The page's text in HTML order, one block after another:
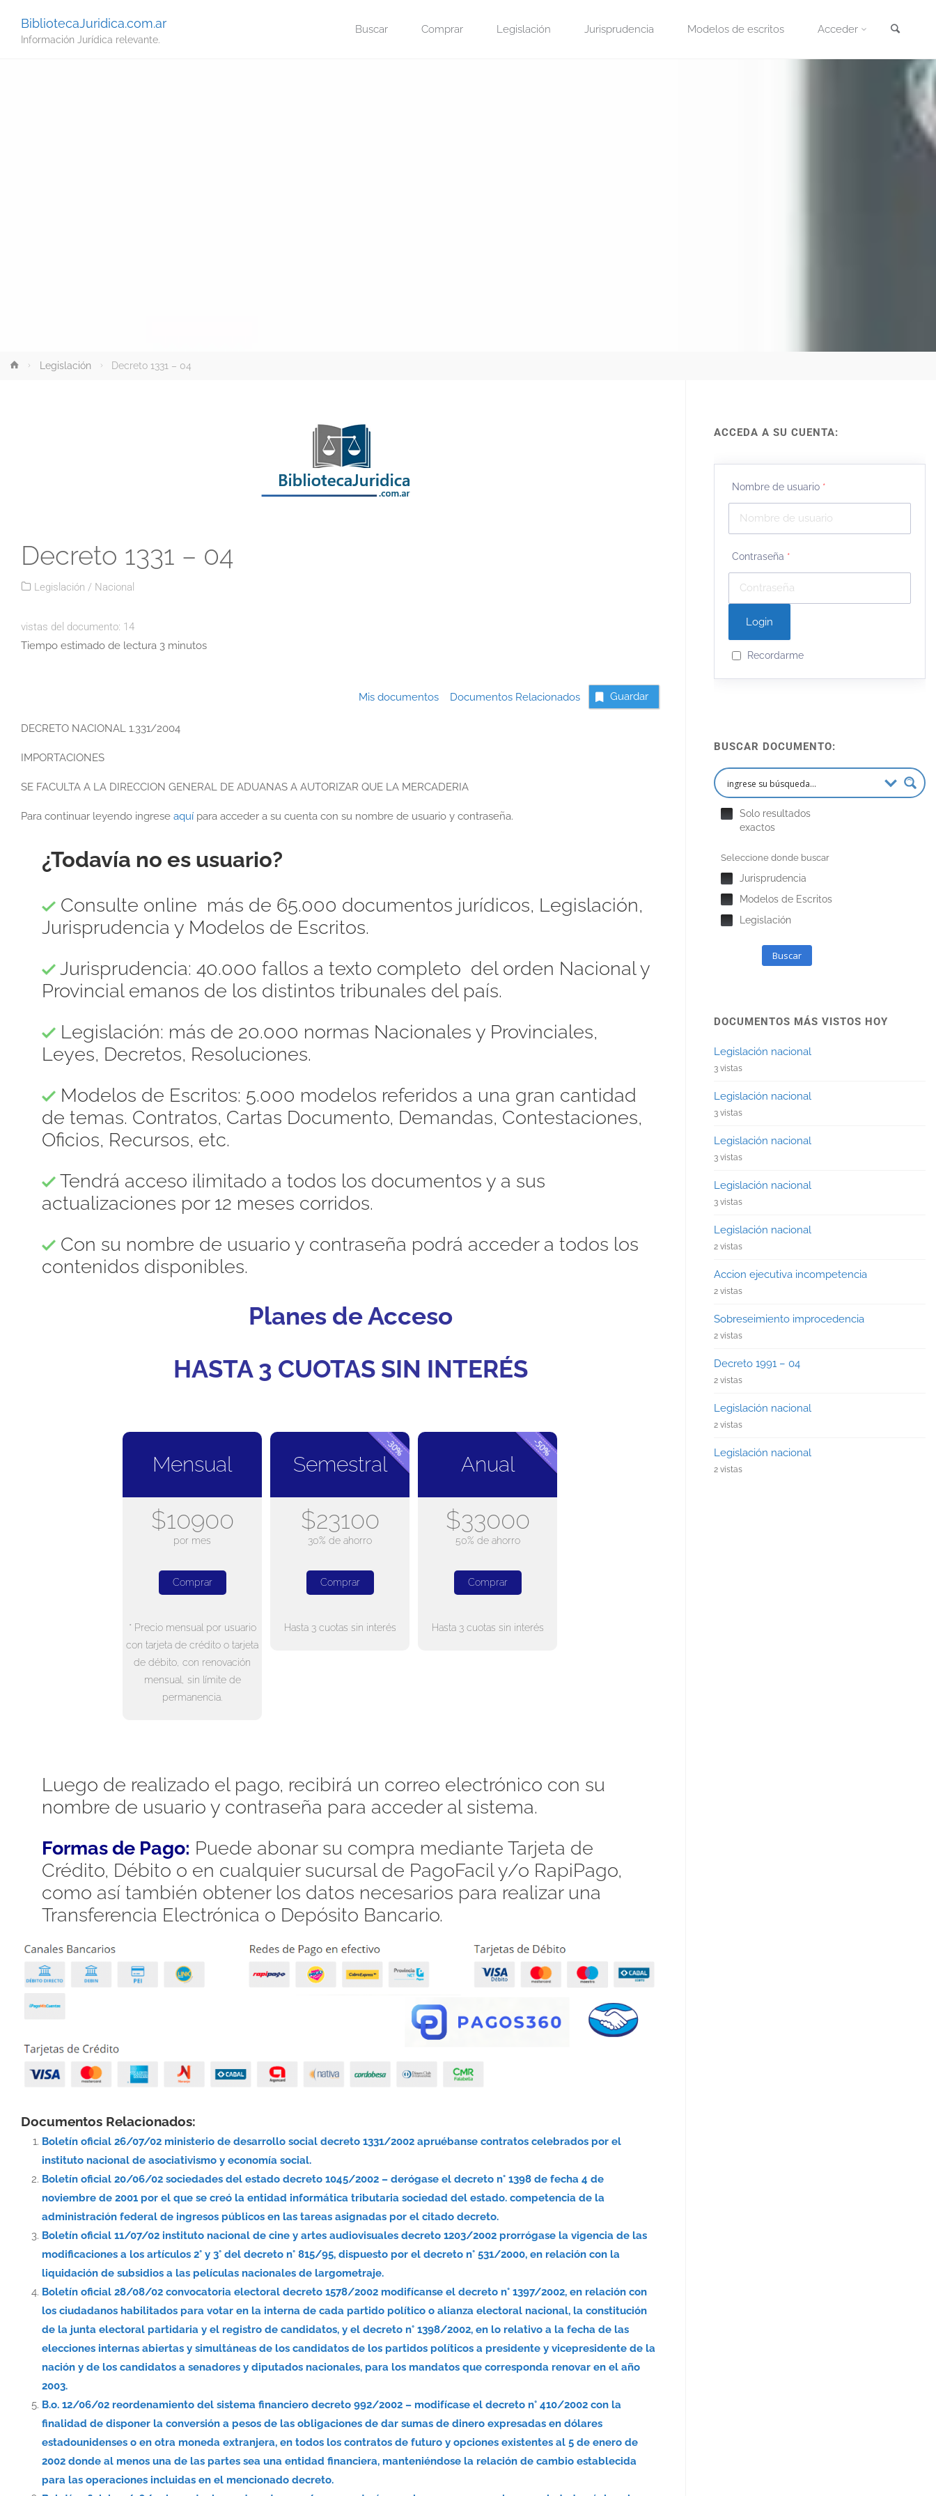
BibliotecaJuridica.com.ar
Información Jurídica relevante.
Buscar Comprar Legislación Jurisprudencia Modelos de escritos Acceder
Inicio Legislación Decreto 1331 – 04
Decreto 1331 – 04
Legislación / Nacional
vistas del documento: 14
Tiempo estimado de lectura 3 minutos
Mis documentosDocumentos Relacionados Guardar
DECRETO NACIONAL 1.331/2004
IMPORTACIONES
SE FACULTA A LA DIRECCION GENERAL DE ADUANAS A AUTORIZAR QUE LA MERCADERIA
Para continuar leyendo ingrese aquí para acceder a su cuenta con su nombre de usuario y contraseña.
¿Todavía no es usuario?
Consulte online más de 65.000 documentos jurídicos, Legislación,
Jurisprudencia y Modelos de Escritos.
Jurisprudencia: 40.000 fallos a texto completo del orden Nacional y
Provincial emanos de los distintos tribunales del país.
Legislación: más de 20.000 normas Nacionales y Provinciales,
Leyes, Decretos, Resoluciones.
Modelos de Escritos: 5.000 modelos referidos a una gran cantidad
de temas. Contratos, Cartas Documento, Demandas, Contestaciones,
Oficios, Recursos, etc.
Tendrá acceso ilimitado a todos los documentos y a sus
actualizaciones por 12 meses corridos.
Con su nombre de usuario y contraseña podrá acceder a todos los
contenidos disponibles.
Planes de Acceso
HASTA 3 CUOTAS SIN INTERÉS
Mensual
$10900
por mes
Comprar
* Precio mensual por usuario
con tarjeta de crédito o tarjeta
de débito, con renovación
mensual, sin límite de
permanencia.
Semestral
$23100
30% de ahorro
Comprar
Hasta 3 cuotas sin interés
Anual
$33000
50% de ahorro
Comprar
Hasta 3 cuotas sin interés
Luego de realizado el pago, recibirá un correo electrónico con su
nombre de usuario y contraseña para acceder al sistema.
Formas de Pago: Puede abonar su compra mediante Tarjeta de
Crédito, Débito o en cualquier sucursal de PagoFacil y/o RapiPago,
como así también obtener los datos necesarios para realizar una
Transferencia Electrónica o Depósito Bancario.
Documentos Relacionados:
Boletín oficial 26/07/02 ministerio de desarrollo social decreto 1331/2002 apruébanse contratos celebrados por el
instituto nacional de asociativismo y economía social.
Boletín oficial 20/06/02 sociedades del estado decreto 1045/2002 – derógase el decreto n° 1398 de fecha 4 de
noviembre de 2001 por el que se creó la entidad informática tributaria sociedad del estado. competencia de la
administración federal de ingresos públicos en las tareas asignadas por el citado decreto.
Boletín oficial 11/07/02 instituto nacional de cine y artes audiovisuales decreto 1203/2002 prorrógase la vigencia de las
modificaciones a los artículos 2° y 3° del decreto n° 815/95, dispuesto por el decreto n° 531/2000, en relación con la
liquidación de subsidios a las películas nacionales de largometraje.
Boletín oficial 28/08/02 convocatoria electoral decreto 1578/2002 modifícanse el decreto n° 1397/2002, en relación con
los ciudadanos habilitados para votar en la interna de cada partido político o alianza electoral nacional, la constitución
de la junta electoral partidaria y el registro de candidatos, y el decreto n° 1398/2002, en lo relativo a la fecha de las
elecciones internas abiertas y simultáneas de los candidatos de los partidos políticos a presidente y vicepresidente de la
nación y de los candidatos a senadores y diputados nacionales, para los mandatos que corresponda renovar en el año
2003.
B.o. 12/06/02 reordenamiento del sistema financiero decreto 992/2002 – modifícase el decreto n° 410/2002 con la
finalidad de disponer la conversión a pesos de las obligaciones de dar sumas de dinero expresadas en dólares
estadounidenses o en otra moneda extranjera, en todos los contratos de futuro y opciones existentes al 5 de enero de
2002 donde al menos una de las partes sea una entidad financiera, manteniéndose la relación de cambio establecida
para las operaciones incluidas en el mencionado decreto.
ACCEDA A SU CUENTA:
Nombre de usuario *
Contraseña *
Recordarme
BUSCAR DOCUMENTO:
Solo resultados
exactos
Seleccione donde buscar
Jurisprudencia
Modelos de Escritos
Legislación
Buscar
DOCUMENTOS MÁS VISTOS HOY
Legislación nacional
3 vistas
Legislación nacional
3 vistas
Legislación nacional
3 vistas
Legislación nacional
3 vistas
Legislación nacional
2 vistas
Accion ejecutiva incompetencia
2 vistas
Sobreseimiento improcedencia
2 vistas
Decreto 1991 – 04
2 vistas
Legislación nacional
2 vistas
Legislación nacional
2 vistas